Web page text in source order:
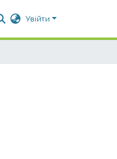
Увійти